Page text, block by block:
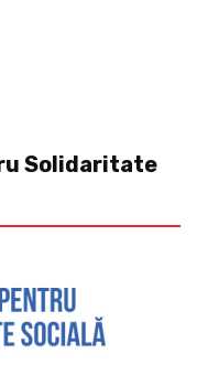
Solidaritate